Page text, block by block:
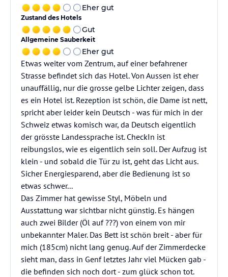
Eher gut
Zustand des Hotels
Gut
Allgemeine Sauberkeit
Eher gut
Etwas weiter vom Zentrum, auf einer befahrener
Strasse befindet sich das Hotel. Von Aussen ist eher
unauffällig, nur die grosse gelbe Lichter zeigen, dass
es ein Hotel ist. Rezeption ist schön, die Dame ist nett,
spricht aber leider kein Deutsch - was für mich in der
Schweiz etwas komisch war, da Deutsch eigentlich
der grösste Landessprache ist. CheckIn ist
reibungslos, wie es eigentlich sein soll. Der Aufzug ist
klein - und sobald die Tür zu ist, geht das Licht aus.
Sicher Energiesparend, aber die Bedienung ist so
etwas schwer...
Das Zimmer hat gewisse Styl, Möbeln und
Ausstattung war sichtbar nicht günstig. Es hängen
auch zwei Bilder (Öl auf ???) von einem von mir
unbekannter Maler. Das Bett ist schön breit - aber für
mich (185cm) nicht lang genug. Auf der Zimmerdecke
sieht man, dass in Genf letztes Jahr viel Mücken gab -
die befinden sich noch dort - zum glück schon tot.